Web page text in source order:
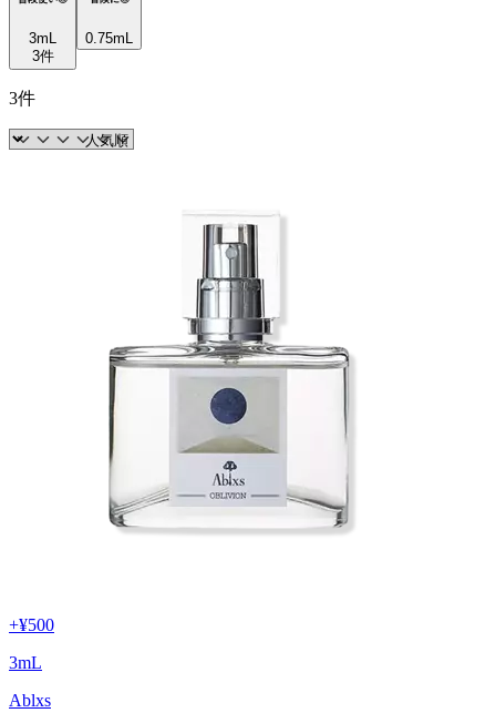
3mL
3件
0.75mL
3件
+¥500
3mL
Ablxs